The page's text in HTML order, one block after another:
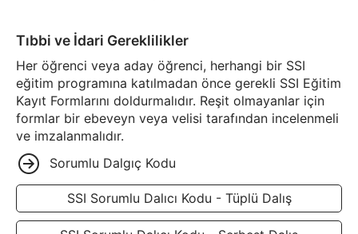
Tıbbi ve İdari Gereklilikler
Her öğrenci veya aday öğrenci, herhangi bir SSI
eğitim programına katılmadan önce gerekli SSI Eğitim
Kayıt Formlarını doldurmalıdır. Reşit olmayanlar için
formlar bir ebeveyn veya velisi tarafından incelenmeli
ve imzalanmalıdır.
Sorumlu Dalgıç Kodu
SSI Sorumlu Dalıcı Kodu - Tüplü Dalış